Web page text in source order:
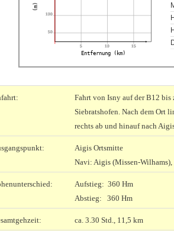
50
100
5 10 15
Entfernung (km)
(m)
Fahrt von Isny auf der B12 bis
Siebratshofen. Nach dem Ort
rechts ab und hinauf nach
Aigis Ortsmitte
Navi: Aigis (Missen-Wilhams),
Aufstieg: 360 Hm
Abstieg: 360 Hm
ca. 3.30 Std., 11,5 km